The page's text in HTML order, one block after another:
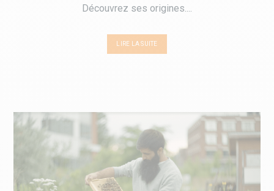
Découvrez ses origines....
LIRE LA SUITE